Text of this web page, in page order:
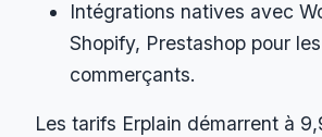
Intégrations natives avec
Shopify, Prestashop pour
commerçants.
Les tarifs Erplain démarrent à